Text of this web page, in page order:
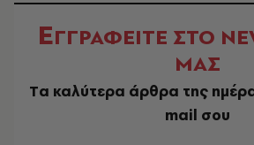
ΕΓΓΡΑΦΕΙΤΕ ΣΤΟ
ΜΑΣ
Tα καλύτερα άρθρα της
mail σου